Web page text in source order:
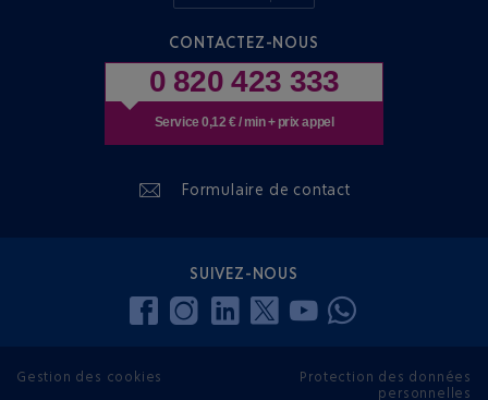
CONTACTEZ-NOUS
0 820 423 333
Service 0,12 € / min + prix appel
Formulaire de contact
SUIVEZ-NOUS
Gestion des cookies
Protection des données
personnelles